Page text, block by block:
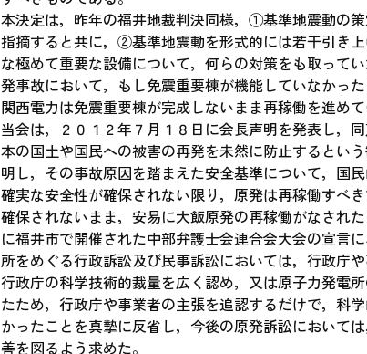
本決定は，昨年の福井地裁判決同様，①基準地震動の
指摘すると共に，②基準地震動を形式的には若干引き
な極めて重要な設備について，何らの対策をも取って
発事故において，もし免震重要棟が機能していなかっ
関西電力は免震重要棟が完成しないまま再稼働を進め
当会は，２０１２年７月１８日に会長声明を発表し，
本の国土や国民への被害の再発を未然に防止するとい
明し，その事故原因を踏まえた安全基準について，国
確実な安全性が確保されない限り，原発は再稼働すべ
確保されないまま，安易に大飯原発の再稼働がなされ
に福井市で開催された中部弁護士会連合会大会の宣言
所をめぐる行政訴訟及び民事訴訟においては，行政庁
行政庁の科学技術的裁量を広く認め，又は原子力発電
たため，行政庁や事業者の主張を追認するだけで，科
かったことを真摯に反省し，今後の原発訴訟において
善を図るよう求めた。